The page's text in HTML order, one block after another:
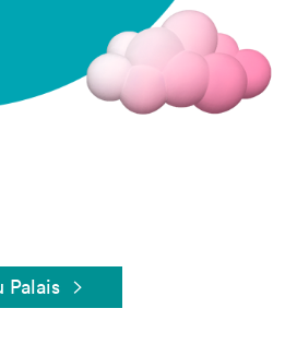
Palais